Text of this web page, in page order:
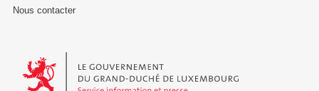
Nous contacter
Le Gouvernement du Grand-Duché de Luxembourg - Service